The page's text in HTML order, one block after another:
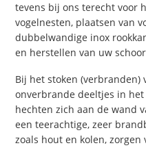
tevens bij ons terecht voor
vogelnesten, plaatsen van
dubbelwandige inox
en herstellen van uw
Bij het stoken (verbranden)
onverbrande deeltjes in
hechten zich aan de wand
een teerachtige, zeer
zoals hout en kolen,